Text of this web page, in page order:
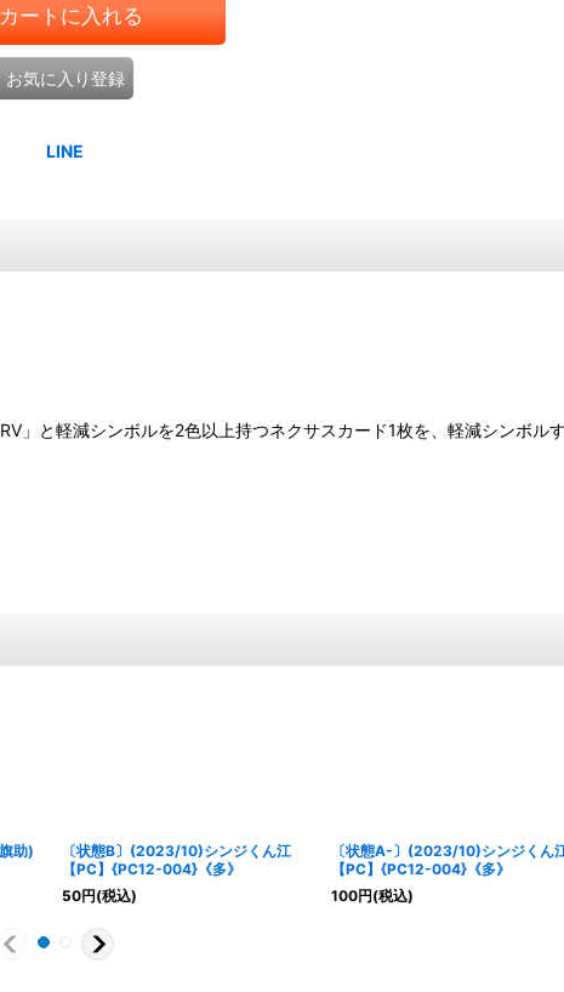
ートに入れる
お気に入り登録
と軽減シンボルを2色以上持つネクサスカード1枚を、軽減シンボル
助)
〔状態B〕(2023/10)シンジくん江
【PC】{PC12-004}《多》
50円(税込)
〔状態A-〕(2023/10)シンジくん
【PC】{PC12-004}《多》
100円(税込)